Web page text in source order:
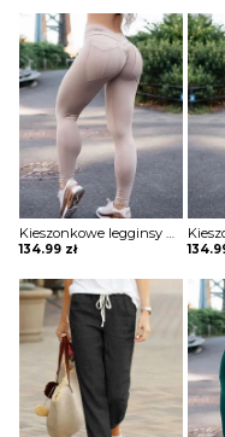
Kieszonkowe legginsy do jogi z wysokim stanem spodnie Vijaya
134.99 zł